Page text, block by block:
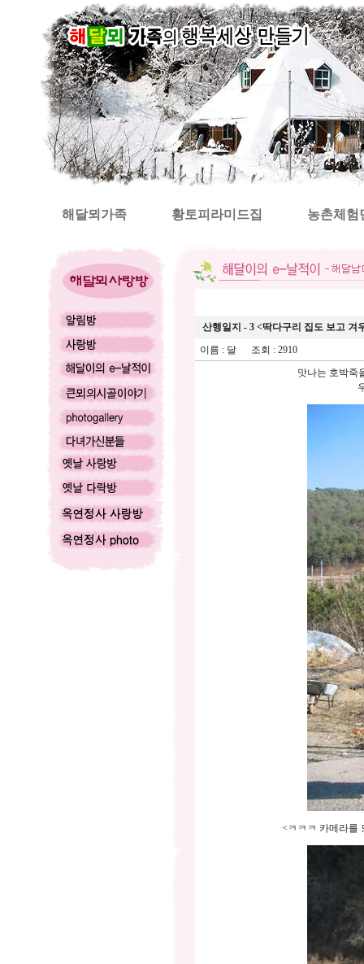
해달뫼가족 황토피라미드집 농촌체험
산행일지 - 3 <딱다구리 집도 보고 겨
이름 : 달 조회 : 2910
맛나는 호박죽
<ㅋㅋㅋ 카메라를